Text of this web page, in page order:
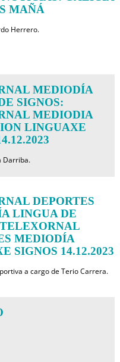
MAÑÁ
Herrero.
MEDIODÍA
SIGNOS:
MEDIODIA
LINGUAXE
Darriba.
DEPORTES
LINGUA DE
MEDIODÍA
SIGNOS 14.12.2023
a cargo de Terio Carrera.